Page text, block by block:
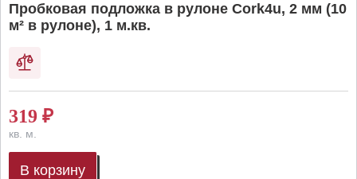
Пробковая подложка в рулоне Cork4u, 2 мм (10
м² в рулоне), 1 м.кв.
319 ₽
кв. м.
В корзину